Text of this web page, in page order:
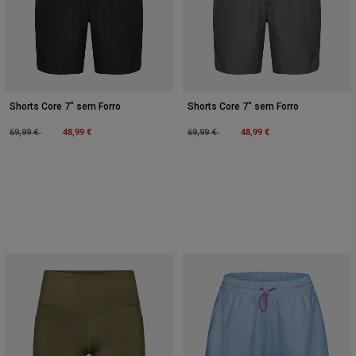
Shorts Core 7" sem Forro
Price reduced from
69,99 €to 48,99 €
Shorts Core 7" sem Forro
Price reduced from
69,99 €to 48,99 €